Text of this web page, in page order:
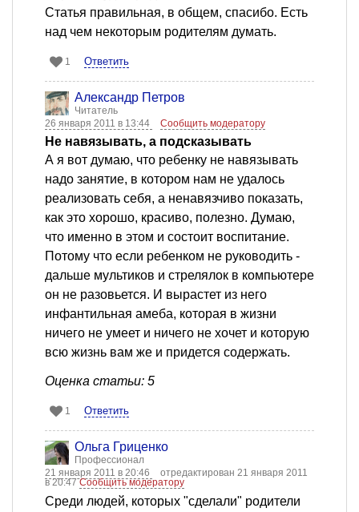
Статья правильная, в общем, спасибо. Есть
над чем некоторым родителям думать.
1 Ответить
Александр Петров
Читатель
26 января 2011 в 13:44
Сообщить модератору
Не навязывать, а подсказывать
А я вот думаю, что ребенку не навязывать
надо занятие, в котором нам не удалось
реализовать себя, а ненавязчиво показать,
как это хорошо, красиво, полезно. Думаю,
что именно в этом и состоит воспитание.
Потому что если ребенком не руководить -
дальше мультиков и стрелялок в компьютере
он не разовьется. И вырастет из него
инфантильная амеба, которая в жизни
ничего не умеет и ничего не хочет и которую
всю жизнь вам же и придется содержать.
Оценка статьи: 5
1 Ответить
Ольга Гриценко
Профессионал
21 января 2011 в 20:46
отредактирован 21 января 2011
в 20:47Сообщить модератору
Среди людей, которых "сделали" родители